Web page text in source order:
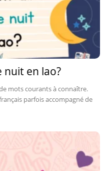
en lao?
mots courants à connaître.
parfois accompagné de